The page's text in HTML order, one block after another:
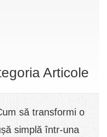
Articole
să transformi o
simplă într-una